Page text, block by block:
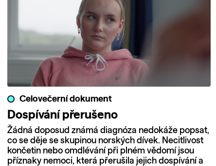
Celovečerní dokument
Dospívání přerušeno
Žádná doposud známá diagnóza nedokáže popsat,
co se děje se skupinou norských dívek. Necitlivost
končetin nebo omdlévání při plném vědomí jsou
příznaky nemoci, která přerušila jejich dospívání a